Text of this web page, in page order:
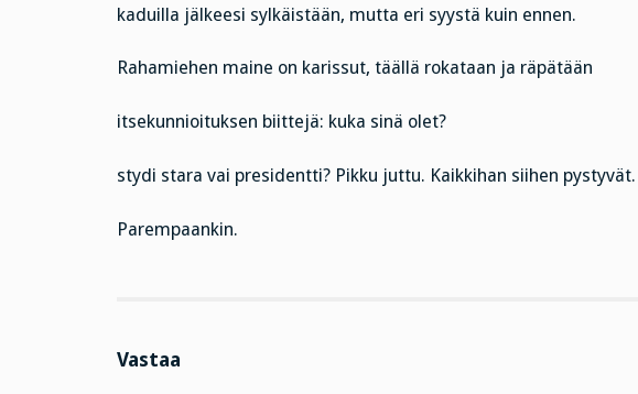
kaduilla jälkeesi sylkäistään, mutta eri syystä kuin ennen.
Rahamiehen maine on karissut, täällä rokataan ja räpätään
itsekunnioituksen biittejä: kuka sinä olet?
stydi stara vai presidentti? Pikku juttu. Kaikkihan siihen pystyvät.
Parempaankin.
Vastaa